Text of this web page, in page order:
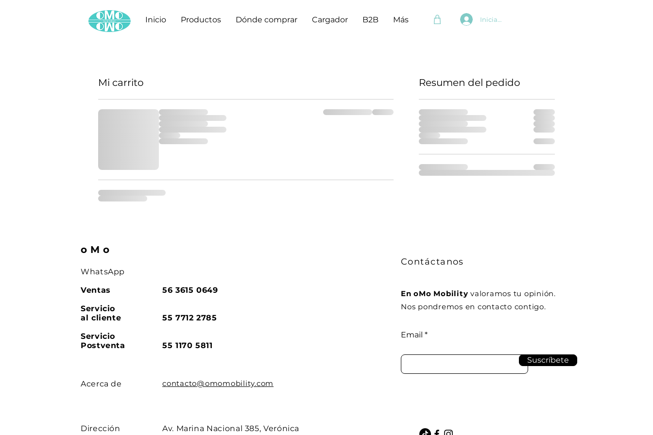
Inicio Productos Dónde comprar Cargador B2B Más Iniciar sesión
Mi carrito Resumen del pedido
oMo
WhatsApp
Ventas
Servicio
al cliente
Servicio
Postventa
56 3615 0649
55 7712 2785
55 1170 5811
Acerca de contacto@omomobility.com
Dirección
Av. Marina Nacional 385, Verónica
Contáctanos
En oMo Mobility valoramos tu opinión.
Nos pondremos en contacto contigo.
Email
Suscríbete